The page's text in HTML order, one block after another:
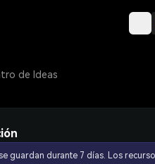
de Ideas
guardan durante 7 días. Los